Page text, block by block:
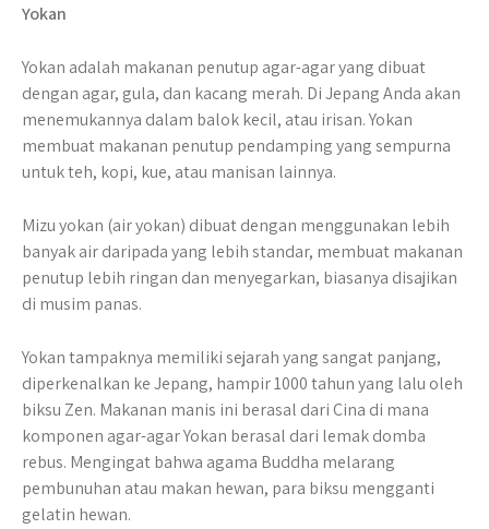
Yokan
Yokan adalah makanan penutup agar-agar yang dibuat
dengan agar, gula, dan kacang merah. Di Jepang Anda akan
menemukannya dalam balok kecil, atau irisan. Yokan
membuat makanan penutup pendamping yang sempurna
untuk teh, kopi, kue, atau manisan lainnya.
Mizu yokan (air yokan) dibuat dengan menggunakan lebih
banyak air daripada yang lebih standar, membuat makanan
penutup lebih ringan dan menyegarkan, biasanya disajikan
di musim panas.
Yokan tampaknya memiliki sejarah yang sangat panjang,
diperkenalkan ke Jepang, hampir 1000 tahun yang lalu oleh
biksu Zen. Makanan manis ini berasal dari Cina di mana
komponen agar-agar Yokan berasal dari lemak domba
rebus. Mengingat bahwa agama Buddha melarang
pembunuhan atau makan hewan, para biksu mengganti
gelatin hewan.